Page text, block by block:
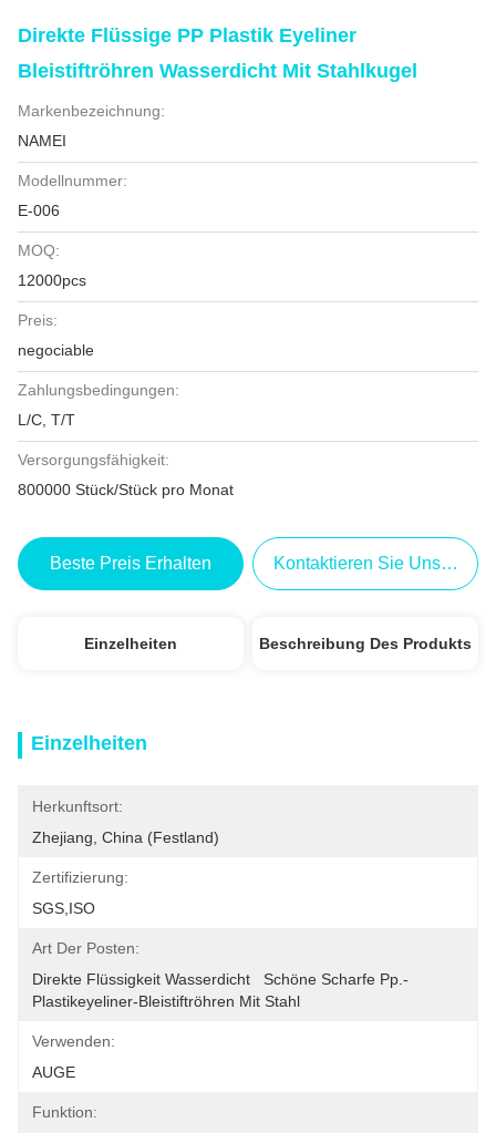
Direkte Flüssige PP Plastik Eyeliner
Bleistiftröhren Wasserdicht Mit Stahlkugel
Markenbezeichnung:
NAMEI
Modellnummer:
E-006
MOQ:
12000pcs
Preis:
negociable
Zahlungsbedingungen:
L/C, T/T
Versorgungsfähigkeit:
800000 Stück/Stück pro Monat
Beste Preis Erhalten Kontaktieren Sie Uns Jetzt
Einzelheiten Beschreibung Des Produkts
Einzelheiten
Herkunftsort:
Zhejiang, China (Festland)
Zertifizierung:
SGS,ISO
Art Der Posten:
Direkte Flüssigkeit Wasserdicht   Schöne Scharfe Pp.-
Plastikeyeliner-Bleistiftröhren Mit Stahl
Verwenden:
AUGE
Funktion: